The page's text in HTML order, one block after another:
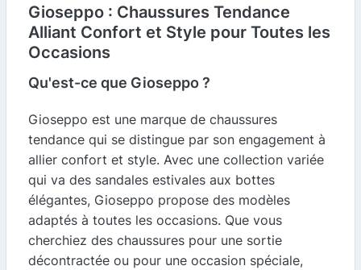
Gioseppo : Chaussures Tendance
Alliant Confort et Style pour Toutes les
Occasions
Qu'est-ce que Gioseppo ?
Gioseppo est une marque de chaussures
tendance qui se distingue par son engagement à
allier confort et style. Avec une collection variée
qui va des sandales estivales aux bottes
élégantes, Gioseppo propose des modèles
adaptés à toutes les occasions. Que vous
cherchiez des chaussures pour une sortie
décontractée ou pour une occasion spéciale,